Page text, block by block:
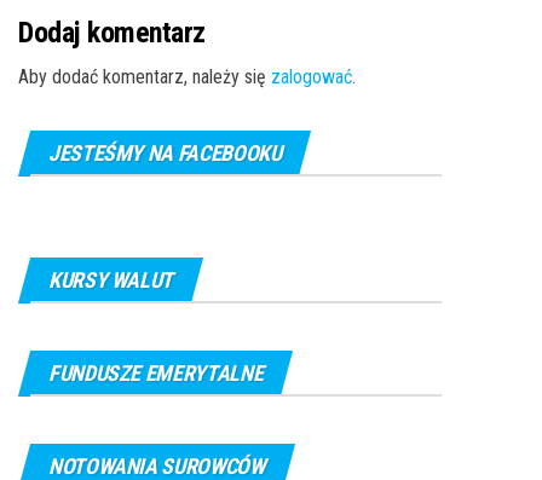
Dodaj komentarz
Aby dodać komentarz, należy się zalogować.
JESTEŚMY NA FACEBOOKU
KURSY WALUT
FUNDUSZE EMERYTALNE
NOTOWANIA SUROWCÓW